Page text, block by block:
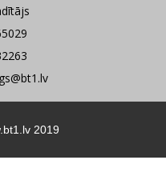
2019